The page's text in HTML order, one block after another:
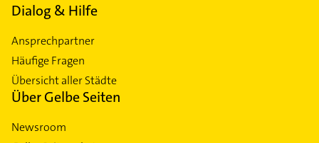
Dialog & Hilfe
Ansprechpartner
Häufige Fragen
Übersicht aller Städte
Über Gelbe Seiten
Newsroom